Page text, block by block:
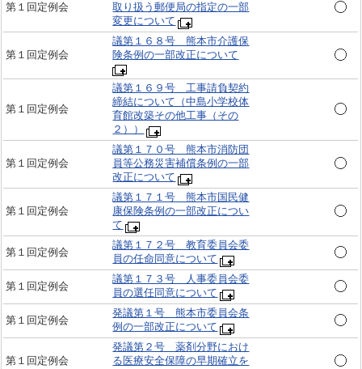
第１回定例会
取り扱う郵便局の指定の一部
変更について
第１回定例会
議第１６８号 熊本市介護保
険条例の一部改正について
第１回定例会
議第１６９号 工事請負契約
締結について（中島小学校体
育館改築その他工事（その
２））
第１回定例会
議第１７０号 熊本市消防団
員等公務災害補償条例の一部
改正について
第１回定例会
議第１７１号 熊本市国民健
康保険条例の一部改正につい
て
第１回定例会
議第１７２号 教育委員会委
員の任命同意について
第１回定例会
議第１７３号 人事委員会委
員の選任同意について
第１回定例会
発議第１号 熊本市委員会条
例の一部改正について
第１回定例会
発議第２号 薬剤分野におけ
る医療安全保障の早期確立を